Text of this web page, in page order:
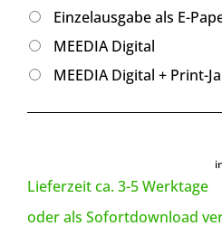
Einzelausgabe als E-
MEEDIA Digital
MEEDIA Digital + Print-
Lieferzeit ca. 3-5 Werktage
oder als Sofortdownload